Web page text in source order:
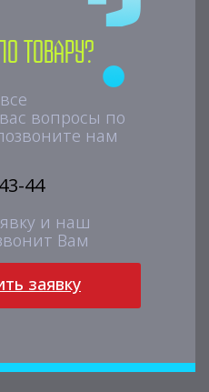
товару?
вопросы по
нам
44
и наш
Вам
заявку